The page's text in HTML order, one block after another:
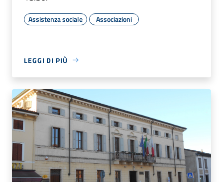
Assistenza sociale Associazioni
LEGGI DI PIÙ